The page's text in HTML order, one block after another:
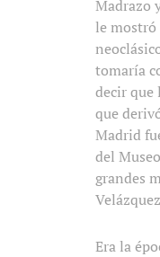
Madrazo
le
tomaría
decir
que
Madrid
del
grandes
Era la